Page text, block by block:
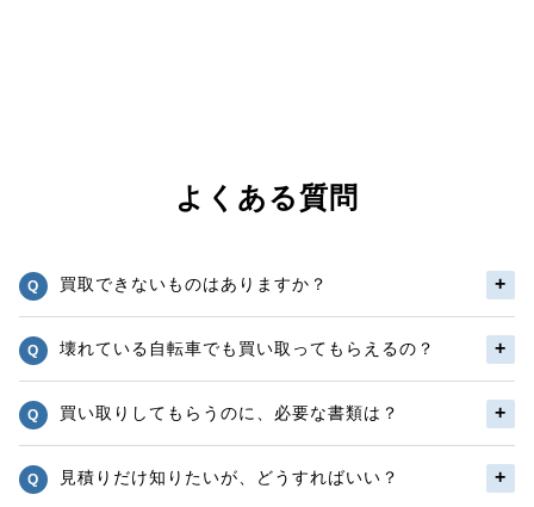
よくある質問
買取できないものはありますか？
壊れている自転車でも買い取ってもらえるの？
買い取りしてもらうのに、必要な書類は？
見積りだけ知りたいが、どうすればいい？